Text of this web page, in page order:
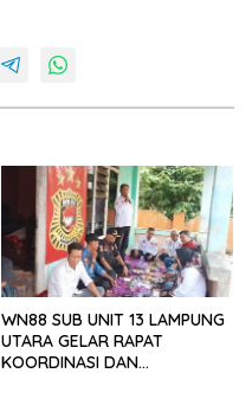
WN88 SUB UNIT 13 LAMPUNG
UTARA GELAR RAPAT
KOORDINASI DAN